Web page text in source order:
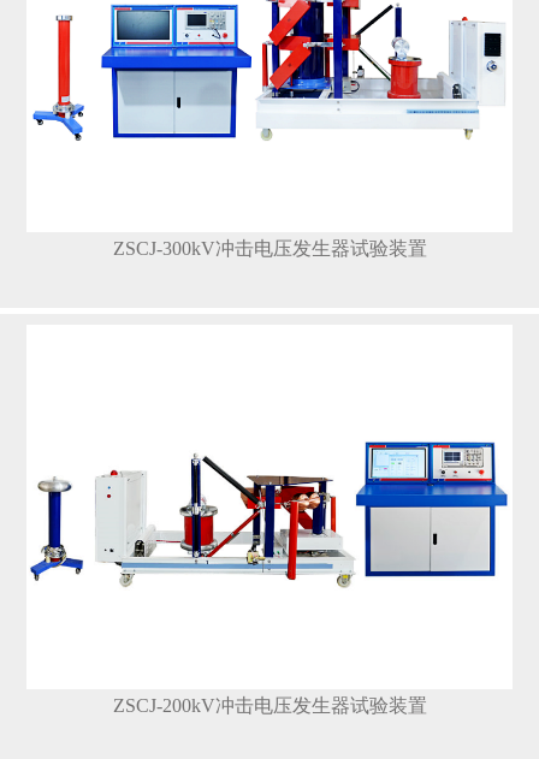
ZSCJ-300kV冲击电压发生器试验装置
ZSCJ-200kV冲击电压发生器试验装置